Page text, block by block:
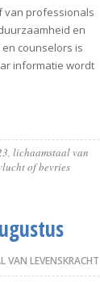
van professionals
en
counselors is
informatie wordt
, lichaamstaal van
of bevries
VAN LEVENSKRACHT